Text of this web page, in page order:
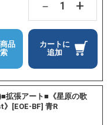
－ +
カートに
追加
品
拡張アート■《星原の歌
[EOE-BF] 青R